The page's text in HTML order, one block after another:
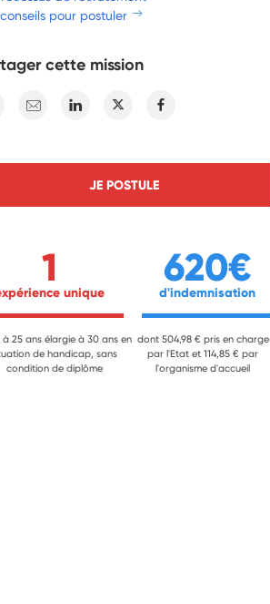
pour postuler
cette mission
E-mail Linkedin Twitter
JE POSTULE
1
unique
à 25 ans élargie à 30 ans en
de handicap, sans
condition de diplôme
620€
d'indemnisation
dont 504,98 € pris en charge
par l'Etat et 114,85 € par
l'organisme d'accueil